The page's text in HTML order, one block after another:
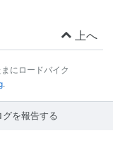
上へ
にロードバイク
.
グを報告する